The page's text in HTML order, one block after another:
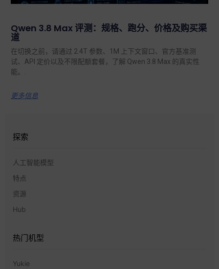
Qwen 3.8 Max 评测：规格、跑分、价格及购买渠
道
在切换之前，请通过 2.4T 参数、1M 上下文窗口、官方基准测
试、API 定价以及不限配额套餐，了解 Qwen 3.8 Max 的真实性
能。.
更多信息
探索
人工智能模型
特点
资源
Hub
热门机型
Yukie